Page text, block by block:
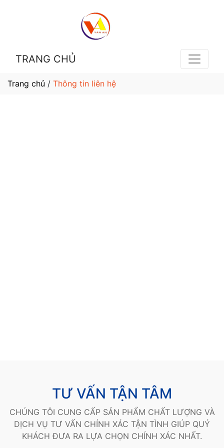
TRANG CHỦ
Trang chủ / Thông tin liên hệ
TƯ VẤN TẬN TÂM
CHÚNG TÔI CUNG CẤP SẢN PHẨM CHẤT LƯỢNG VÀ
DỊCH VỤ TƯ VẤN CHÍNH XÁC TẬN TÌNH GIÚP QUÝ
KHÁCH ĐƯA RA LỰA CHỌN CHÍNH XÁC NHẤT.